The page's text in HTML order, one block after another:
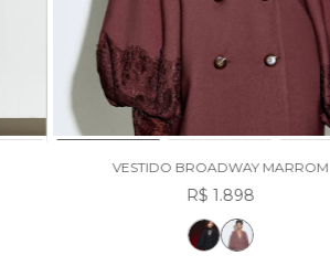
VESTIDO BROADWAY MARROM
R$ 1.898